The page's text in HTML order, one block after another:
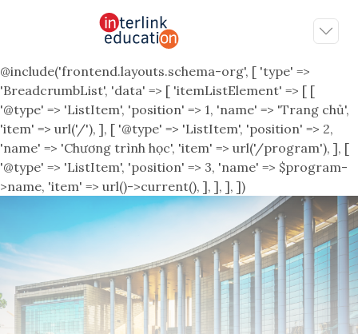
@include('frontend.layouts.schema-org', [ 'type' =>
'BreadcrumbList', 'data' => [ 'itemListElement' => [ [
'@type' => 'ListItem', 'position' => 1, 'name' => 'Trang chủ',
'item' => url('/'), ], [ '@type' => 'ListItem', 'position' => 2,
'name' => 'Chương trình học', 'item' => url('/program'), ], [
'@type' => 'ListItem', 'position' => 3, 'name' => $program-
>name, 'item' => url()->current(), ], ], ], ])